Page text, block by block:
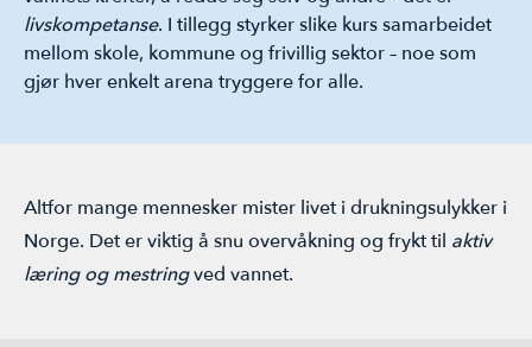
livskompetanse. I tillegg styrker slike kurs samarbeidet
mellom skole, kommune og frivillig sektor – noe som
gjør hver enkelt arena tryggere for alle.
Altfor mange mennesker mister livet i drukningsulykker i
Norge. Det er viktig å snu overvåkning og frykt til aktiv
læring og mestringved vannet.